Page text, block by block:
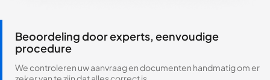
Beoordeling door experts, eenvoudige
procedure
We controleren uw aanvraag en documenten handmatig om er